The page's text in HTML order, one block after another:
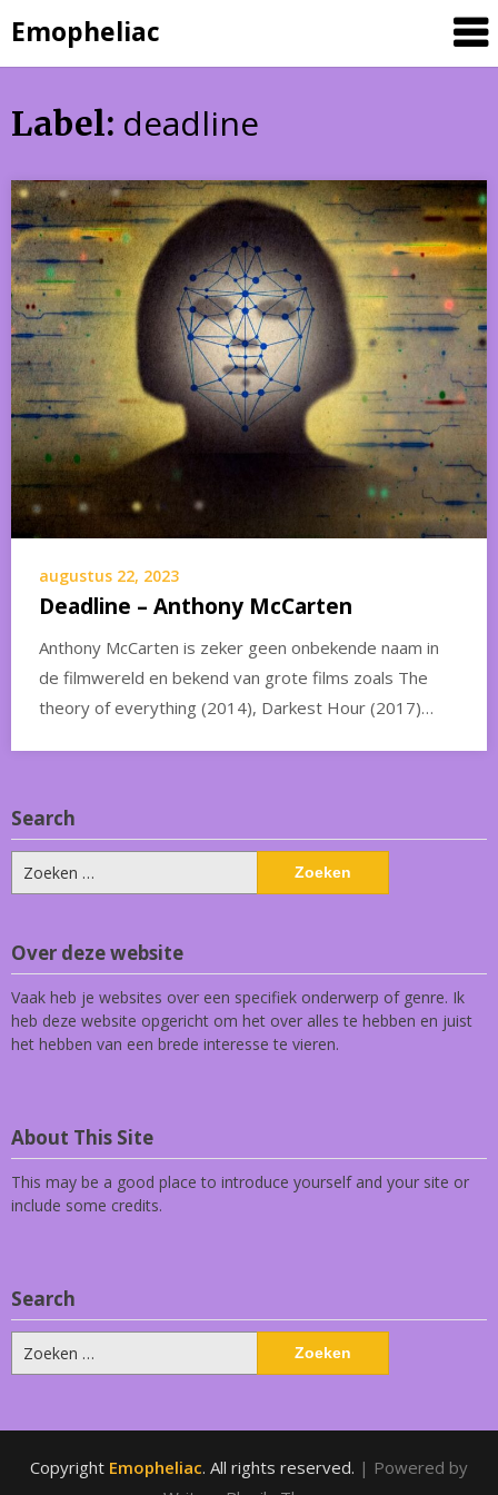
to
content
Emopheliac
Label: deadline
augustus 22, 2023
Deadline – Anthony McCarten
Anthony McCarten is zeker geen onbekende naam in
de filmwereld en bekend van grote films zoals The
theory of everything (2014), Darkest Hour (2017)…
Search
Zoeken
naar:
Over deze website
Vaak heb je websites over een specifiek onderwerp of genre. Ik
heb deze website opgericht om het over alles te hebben en juist
het hebben van een brede interesse te vieren.
About This Site
This may be a good place to introduce yourself and your site or
include some credits.
Search
Zoeken
naar:
Copyright Emopheliac. All rights reserved. | Powered by